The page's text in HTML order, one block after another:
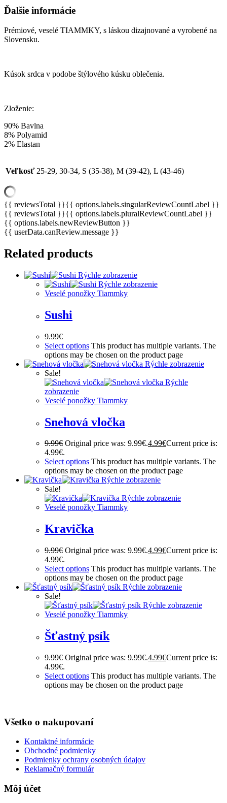
Ďalšie informácie
Prémiové, veselé TIAMMKY, s láskou dizajnované a vyrobené na
Slovensku.
Kúsok srdca v podobe štýlového kúsku oblečenia.
Zloženie:
90% Bavlna
8% Polyamid
2% Elastan
Veľkosť 25-29, 30-34, S (35-38), M (39-42), L (43-46)
{{ reviewsTotal }}{{ options.labels.singularReviewCountLabel }}
{{ reviewsTotal }}{{ options.labels.pluralReviewCountLabel }}
{{ options.labels.newReviewButton }}
{{ userData.canReview.message }}
Related products
Rýchle zobrazenie
Rýchle zobrazenie
Veselé ponožky Tiammky
Sushi
9.99€
Select options This product has multiple variants. The
options may be chosen on the product page
Rýchle zobrazenie
Sale!
Rýchle
zobrazenie
Veselé ponožky Tiammky
Snehová vločka
9.99€ Original price was: 9.99€.4.99€Current price is:
4.99€.
Select options This product has multiple variants. The
options may be chosen on the product page
Rýchle zobrazenie
Sale!
Rýchle zobrazenie
Veselé ponožky Tiammky
Kravička
9.99€ Original price was: 9.99€.4.99€Current price is:
4.99€.
Select options This product has multiple variants. The
options may be chosen on the product page
Rýchle zobrazenie
Sale!
Rýchle zobrazenie
Veselé ponožky Tiammky
Šťastný psík
9.99€ Original price was: 9.99€.4.99€Current price is:
4.99€.
Select options This product has multiple variants. The
options may be chosen on the product page
Všetko o nakupovaní
Kontaktné informácie
Obchodné podmienky
Podmienky ochrany osobných údajov
Reklamačný formulár
Môj účet